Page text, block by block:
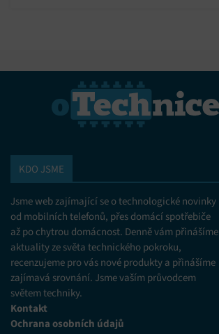
KDO JSME
Jsme web zajímající se o technologické novinky
od mobilních telefonů, přes domácí spotřebiče
až po chytrou domácnost. Denně vám přinášíme
aktuality ze světa technického pokroku,
recenzujeme pro vás nové produkty a přinášíme
zajímavá srovnání. Jsme vaším průvodcem
světem techniky.
Kontakt
Ochrana osobních údajů